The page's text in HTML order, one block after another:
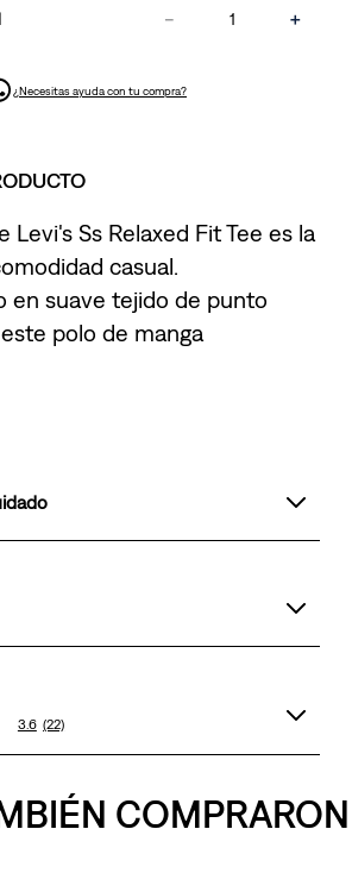
＋
－
¿Necesitas ayuda con tu compra?
Levi's Ss Relaxed Fit Tee es la
casual.
en suave tejido de punto
polo de manga
3.6 (22)
COMPRARON